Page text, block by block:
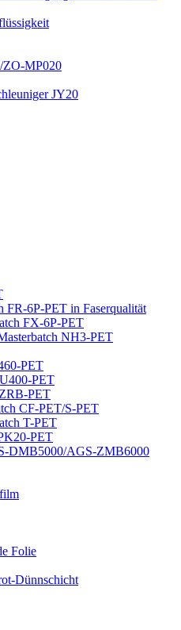
ZO-MP020
JY20
FR-6P-PET in Faserqualität
FX-6P-PET
NH3-PET
PET
PET
PET
CF-PET/S-PET
T-PET
PET
DMB5000/AGS-ZMB6000
Folie
Dünnschicht